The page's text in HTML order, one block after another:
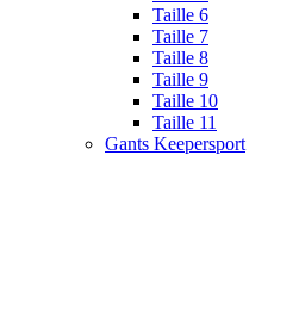
Taille 6
Taille 7
Taille 8
Taille 9
Taille 10
Taille 11
Gants Keepersport